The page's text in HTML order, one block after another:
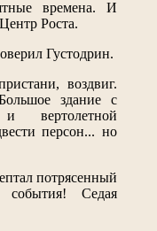
времена. И
Роста.
Густодрин.
воздвиг.
здание с
вертолетной
персон... но
потрясенный
Седая